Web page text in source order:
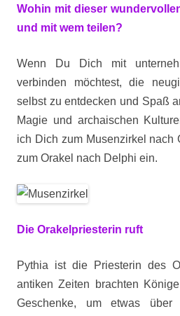
Wohin mit dieser
und mit wem teilen?
Wenn Du Dich mit
verbinden möchtest, die
selbst zu entdecken und Spaß
Magie und archaischen
ich Dich zum Musenzirkel nach
zum Orakel nach Delphi ein.
Die Orakelpriesterin ruft
Pythia ist die Priesterin des
antiken Zeiten brachten
Geschenke, um etwas über